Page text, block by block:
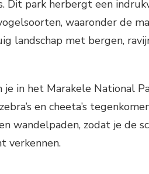
Dit park herbergt een
waaronder de
landschap met bergen,
je in het Marakele National
en cheeta’s
wandelpaden, zodat je de
verkennen.